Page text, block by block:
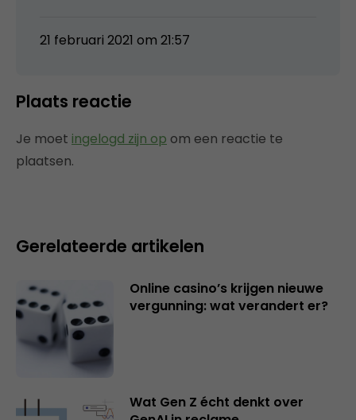
21 februari 2021 om 21:57
Plaats reactie
Je moet ingelogd zijn op om een reactie te
plaatsen.
Gerelateerde artikelen
Online casino’s krijgen nieuwe
vergunning: wat verandert er?
Wat Gen Z écht denkt over